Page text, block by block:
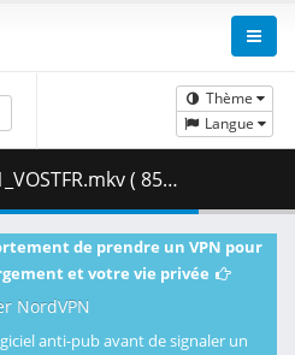
Thème
Langue
( 853.84 MB )
de prendre un VPN pour
et votre vie privée
NordVPN
anti-pub avant de signaler un